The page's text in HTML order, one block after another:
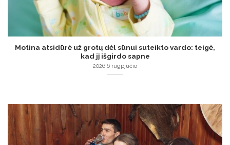
Motina atsidūrė už grotų dėl sūnui suteikto vardo: teigė,
kad jį išgirdo sapne
2026 6 rugpjūčio